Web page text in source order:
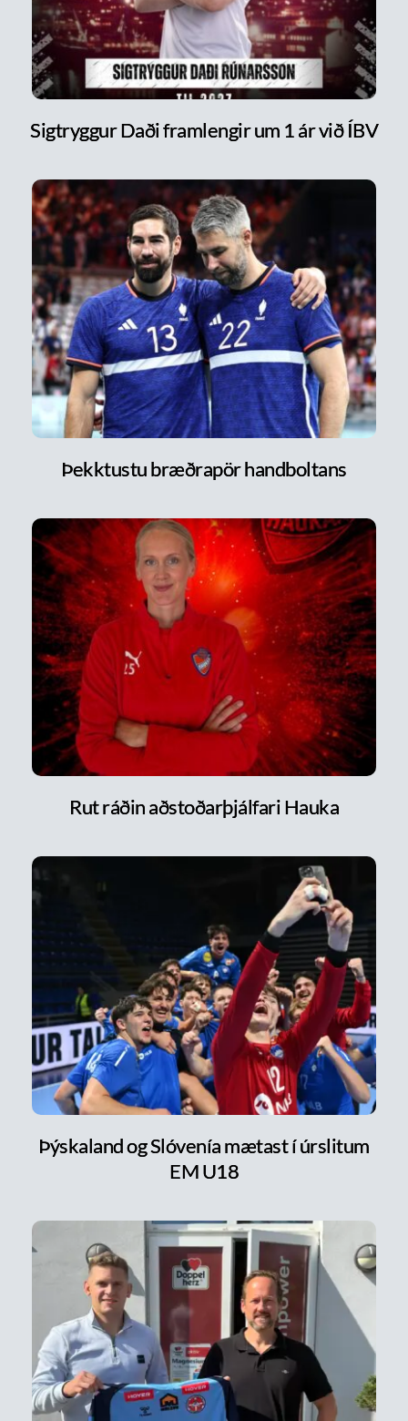
Sigtryggur Daði framlengir um 1 ár við ÍBV
Þekktustu bræðrapör handboltans
Rut ráðin aðstoðarþjálfari Hauka
Þýskaland og Slóvenía mætast í úrslitum
EM U18